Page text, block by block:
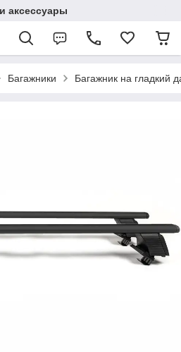
аксессуары
Багажники Багажник на гладкий